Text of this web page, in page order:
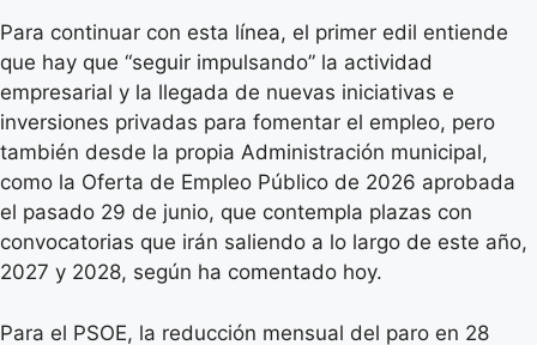
Para continuar con esta línea, el primer edil entiende
que hay que “seguir impulsando” la actividad
empresarial y la llegada de nuevas iniciativas e
inversiones privadas para fomentar el empleo, pero
también desde la propia Administración municipal,
como la Oferta de Empleo Público de 2026 aprobada
el pasado 29 de junio, que contempla plazas con
convocatorias que irán saliendo a lo largo de este año,
2027 y 2028, según ha comentado hoy.
Para el PSOE, la reducción mensual del paro en 28